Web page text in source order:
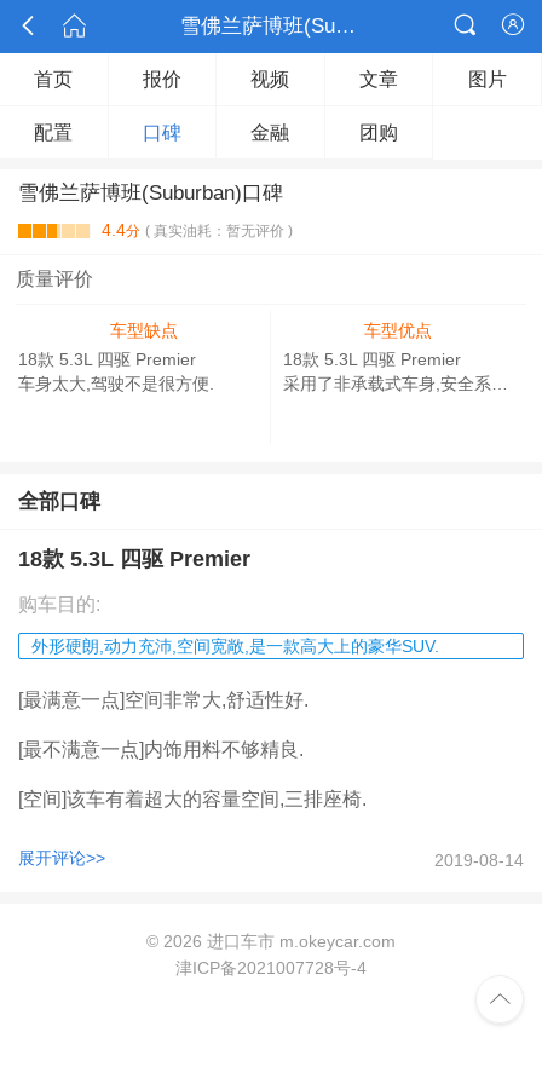
  雪佛兰萨博班(Suburban)口碑 

首页 报价 视频 文章 图片
配置 口碑 金融 团购
雪佛兰萨博班(Suburban)口碑
4.4分 ( 真实油耗：暂无评价 )
质量评价
车型缺点
18款 5.3L 四驱 Premier
车身太大,驾驶不是很方便.
车型优点
18款 5.3L 四驱 Premier
全部口碑
18款 5.3L 四驱 Premier
购车目的:
外形硬朗,动力充沛,空间宽敞,是一款高大上的豪华SUV.
[最满意一点]空间非常大,舒适性好.
[最不满意一点]内饰用料不够精良.
[空间]该车有着超大的容量空间,三排座椅.
[动力]动力十分强劲.
[油耗]油耗比较高.
[舒适性]很舒适.共有三排座椅,第二排宽敞又舒适,在第二排
2019-08-14
© 2026 进口车市 m.okeycar.com
津ICP备2021007728号-4
